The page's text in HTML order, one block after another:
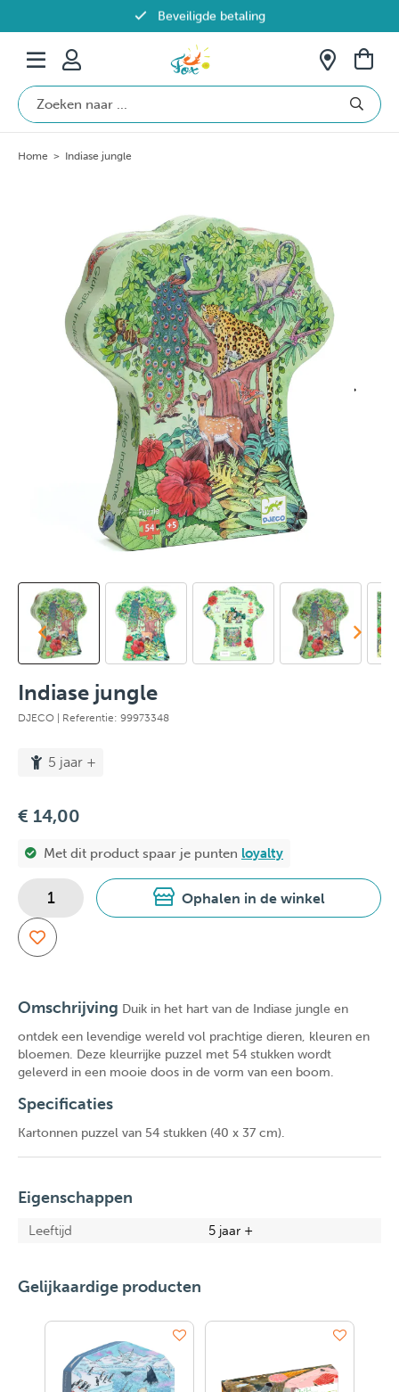
Beveiligde betaling
Gratis verzending vanaf €69 in België
Home > Indiase jungle
Indiase jungle
DJECO | Referentie: 99973348
5 jaar +
€ 14,00
Met dit product spaar je punten loyalty
Ophalen in de winkel
Omschrijving Duik in het hart van de Indiase jungle en
ontdek een levendige wereld vol prachtige dieren, kleuren en
bloemen. Deze kleurrijke puzzel met 54 stukken wordt
geleverd in een mooie doos in de vorm van een boom.
Specificaties
Kartonnen puzzel van 54 stukken (40 x 37 cm).
Eigenschappen
Leeftijd 5 jaar +
Gelijkaardige producten